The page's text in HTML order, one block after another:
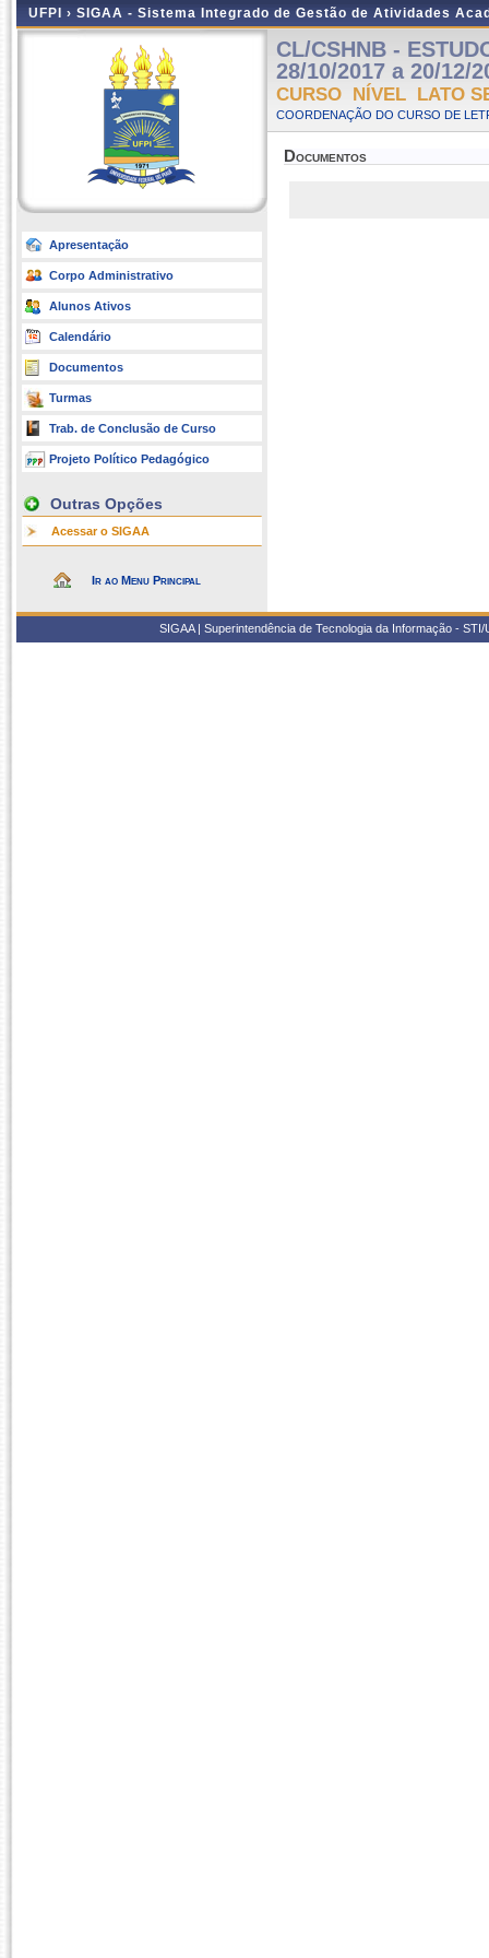
UFPI › SIGAA - Sistema Integrado de Gestão de Atividades
Apresentação
Corpo Administrativo
Alunos Ativos
Calendário
Documentos
Turmas
Trab. de Conclusão de Curso
Projeto Político Pedagógico
Outras Opções
Acessar o SIGAA
Ir ao Menu Principal
CL/CSHNB -
28/10/2017 a 20/12/
CURSO NÍVEL LATO
COORDENAÇÃO DO CURSO DE
Documentos
SIGAA | Superintendência de Tecnologia da Informação -